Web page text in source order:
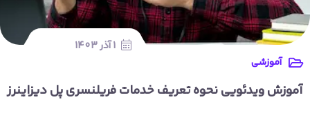
1 آذر 1403
آموزشی
آموزش ویدئویی نحوه تعریف خدمات فریلنسری پل دیزاینرز